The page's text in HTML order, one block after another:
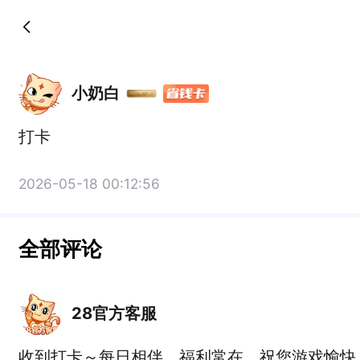
小奶白
打卡
2026-05-18 00:12:56
全部评论
28官方客服